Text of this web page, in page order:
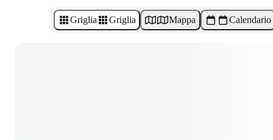
Griglia Griglia Mappa Calendario